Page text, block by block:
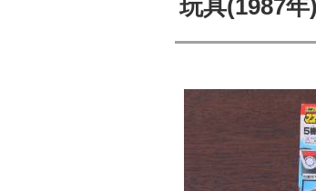
玩具(1987年)